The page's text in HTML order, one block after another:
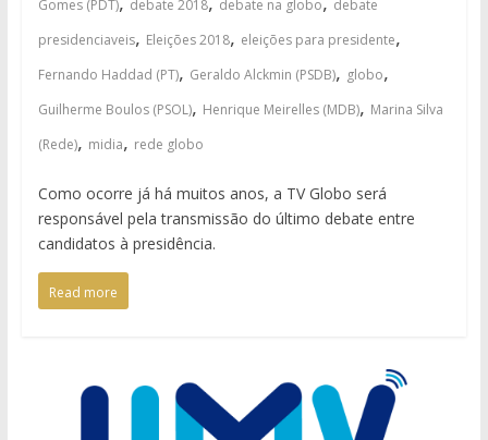
Gomes (PDT)
debate 2018 debate na globo
debate
presidenciaveis, Eleições 2018, eleições para presidente,
Fernando Haddad (PT), Geraldo Alckmin (PSDB), globo,
Guilherme Boulos (PSOL), Henrique Meirelles (MDB), Marina Silva
(Rede), midia, rede globo
Como ocorre já há muitos anos, a TV Globo será
responsável pela transmissão do último debate entre
candidatos à presidência.
Read more